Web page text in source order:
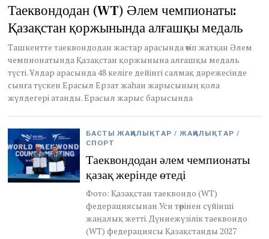
Таеквондодан (WT) Әлем чемпионаты:
Қазақстан қоржынында алғашқы медаль
Ташкентте таеквондодан жастар арасында өтіп жатқан Әлем
чемпионатында Қазақстан қоржынына алғашқы медаль
түсті. Ұлдар арасында 48 келіге дейінгі салмақ дәрежесінде
сынға түскен Ерасыл Ерзат жаһан жарысының қола
жүлдегері атанды. Ерасыл жарыс барысында
БАСТЫ ЖАҢАЛЫҚТАР / ЖАҢАЛЫҚТАР /
СПОРТ
Таеквондодан әлем чемпионаты
қазақ жерінде өтеді
Фото: Қазақстан таеквондо (WT)
федерациясынан Уси төрінен сүйінші
жаңалық жетті. Дүниежүзілік таеквондо
(WT) федерациясы Қазақстанды 2027